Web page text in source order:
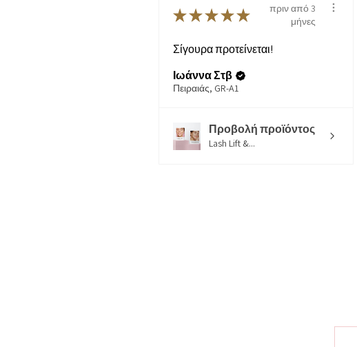
★★★★★
πριν από 3
μήνες
Σίγουρα προτείνεται!
Ιωάννα Στβ
Πειραιάς, GR-A1
Προβολή προϊόντος
Lash Lift &...